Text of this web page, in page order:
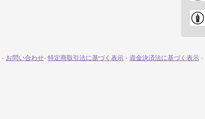
- お問い合わせ- 特定商取引法に基づく表示 - 資金決済法に基づく表示 -